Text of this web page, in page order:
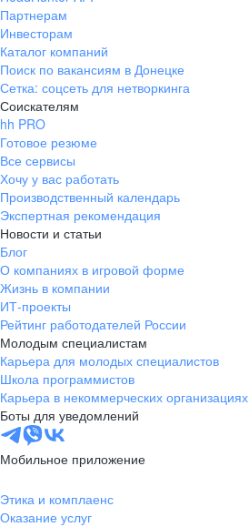
Партнерам
Инвесторам
Каталог компаний
Поиск по вакансиям в Донецке
Сетка: соцсеть для нетворкинга
Соискателям
hh PRO
Готовое резюме
Все сервисы
Хочу у вас работать
Производственный календарь
Экспертная рекомендация
Новости и статьи
Блог
О компаниях в игровой форме
Жизнь в компании
ИТ-проекты
Рейтинг работодателей России
Молодым специалистам
Карьера для молодых специалистов
Школа программистов
Карьера в некоммерческих организациях
Боты для уведомлений
Мобильное приложение
Этика и комплаенс
Оказание услуг